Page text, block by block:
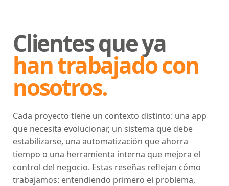
Clientes que ya
han trabajado con
nosotros.
Cada proyecto tiene un contexto distinto: una app
que necesita evolucionar, un sistema que debe
estabilizarse, una automatización que ahorra
tiempo o una herramienta interna que mejora el
control del negocio. Estas reseñas reflejan cómo
trabajamos: entendiendo primero el problema,